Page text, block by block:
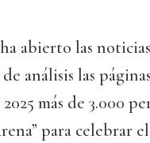
abierto las
análisis las
más de 3.000
para celebrar